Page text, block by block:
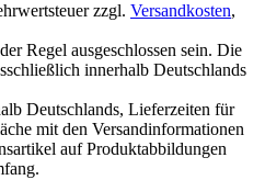
zzgl. Versandkosten,
Regel ausgeschlossen sein. Die
innerhalb Deutschlands
Deutschlands, Lieferzeiten für
mit den Versandinformationen
auf Produktabbildungen